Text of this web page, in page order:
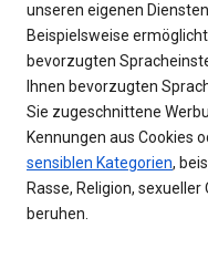
unseren eigenen
Beispielsweise
bevorzugten
Ihnen bevorzugten
Sie zugeschnittene
Kennungen aus Cookies
sensiblen Kategorien,
Rasse, Religion,
beruhen.